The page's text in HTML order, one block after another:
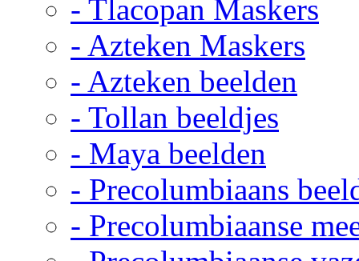
- Tlacopan Maskers
- Azteken Maskers
- Azteken beelden
- Tollan beeldjes
- Maya beelden
- Precolumbiaans
- Precolumbiaanse